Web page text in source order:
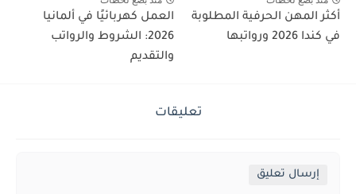
أكثر المهن الحرفية المطلوبة
في كندا 2026 ورواتبها
العمل كهربائيًا في ألمانيا
2026: الشروط والرواتب
والتقديم
تعليقات
إرسال تعليق